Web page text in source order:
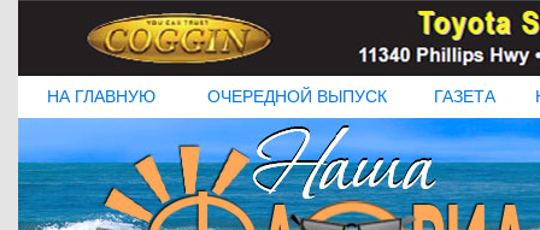
НА ГЛАВНУЮ ОЧЕРЕДНОЙ ВЫПУСК ГАЗЕТА